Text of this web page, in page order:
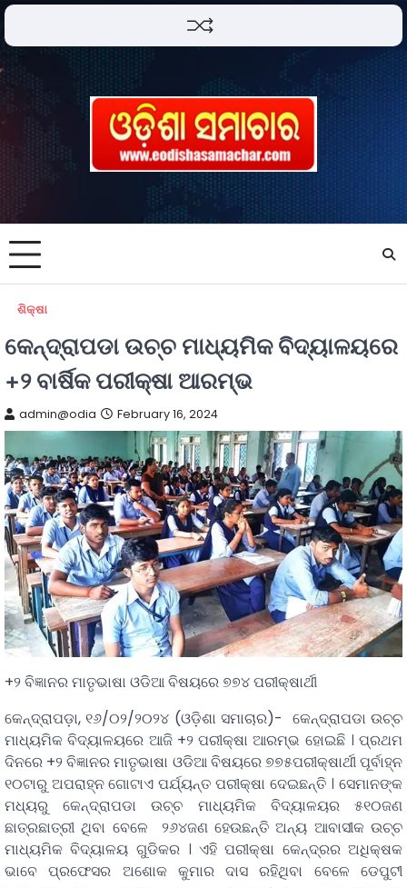
ଶିକ୍ଷା
କେନ୍ଦ୍ରାପଡା ଉଚ୍ଚ ମାଧ୍ୟମିକ ବିଦ୍ୟାଳୟରେ
+୨ ବାର୍ଷିକ ପରୀକ୍ଷା ଆରମ୍ଭ
admin@odia February 16, 2024
+୨ ବିଜ୍ଞାନର ମାତୃଭାଷା ଓଡିଆ ବିଷୟରେ ୭୭୪ ପରୀକ୍ଷାର୍ଥୀ
କେନ୍ଦ୍ରାପଡ଼ା, ୧୬/୦୨/୨୦୨୪ (ଓଡ଼ିଶା ସମାଚାର)- କେନ୍ଦ୍ରାପଡା ଉଚ୍ଚ
ମାଧ୍ୟମିକ ବିଦ୍ୟାଳୟରେ ଆଜି +୨ ପରୀକ୍ଷା ଆରମ୍ଭ ହୋଇଛି । ପ୍ରଥମ
ଦିନରେ +୨ ବିଜ୍ଞାନର ମାତୃଭାଷା ଓଡିଆ ବିଷୟରେ ୭୭୫ପରୀକ୍ଷାର୍ଥୀ ପୂର୍ବାହ୍ନ
୧୦ଟାରୁ ଅପରାହ୍ନ ଗୋଟାଏ ପର୍ଯ୍ୟନ୍ତ ପରୀକ୍ଷା ଦେଇଛନ୍ତି । ସେମାନଙ୍କ
ମଧ୍ୟରୁ କେନ୍ଦ୍ରାପଡା ଉଚ୍ଚ ମାଧ୍ୟମିକ ବିଦ୍ୟାଳୟର ୫୧୦ଜଣ
ଛାତ୍ରଛାତ୍ରୀ ଥିବା ବେଳେ ୨୬୪ଜଣ ହେଉଛନ୍ତି ଅନ୍ୟ ଆବାସୀକ ଉଚ୍ଚ
ମାଧ୍ୟମିକ ବିଦ୍ୟାଳୟ ଗୁଡିକର । ଏହି ପରୀକ୍ଷା କେନ୍ଦ୍ରର ଅଧିକ୍ଷକ
ଭାବେ ପ୍ରଫେସର ଅଶୋକ କୁମାର ଦାସ ରହିଥିବା ବେଳେ ଡେପୁଟୀ